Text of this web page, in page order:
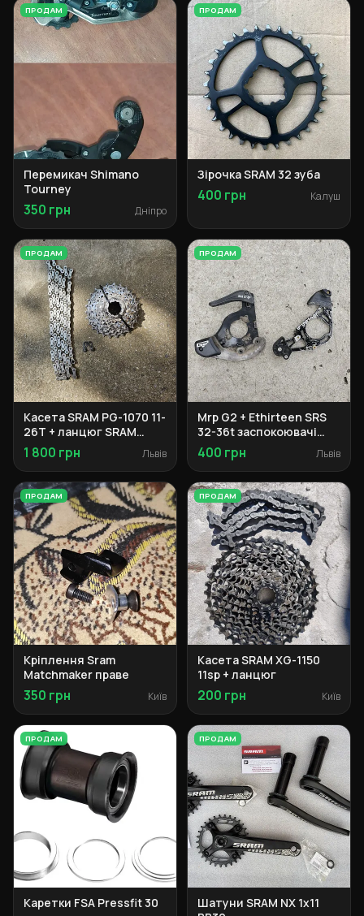
ПРОДАМ
Перемикач Shimano
Tourney
350 грн Дніпро
ПРОДАМ
Зірочка SRAM 32 зуба
400 грн Калуш
ПРОДАМ
Касета SRAM PG-1070 11-
26T + ланцюг SRAM
PC1051
1 800 грн Львів
ПРОДАМ
Mrp G2 + Ethirteen SRS
32-36t заспокоювачі
ланцюга
400 грн Львів
ПРОДАМ
Кріплення Sram
Matchmaker праве
350 грн Київ
ПРОДАМ
Касета SRAM XG-1150
11sp + ланцюг
200 грн Київ
ПРОДАМ
Каретки FSA Pressfit 30
ПРОДАМ
Шатуни SRAM NX 1x11